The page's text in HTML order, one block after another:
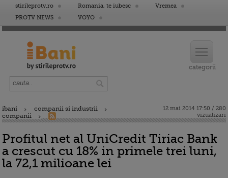
stirileprotv.ro Romania, te iubesc
Vremea
PROTV NEWS
VOYO
ibani
companii si industrii
companii
12 mai 2014 17:50 / 280
vizualizari
Profitul net al UniCredit Tiriac Bank
a crescut cu 18% in primele trei luni,
la 72,1 milioane lei